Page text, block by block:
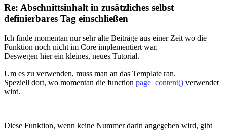
Re: Abschnittsinhalt in zusätzliches selbst
definierbares Tag einschließen
Ich finde momentan nur sehr alte Beiträge aus einer Zeit wo die
Funktion noch nicht im Core implementiert war.
Deswegen hier ein kleines, neues Tutorial.
Um es zu verwenden, muss man an das Template ran.
Speziell dort, wo momentan die function page_content() verwendet
wird.
Diese Funktion, wenn keine Nummer darin angegeben wird, gibt